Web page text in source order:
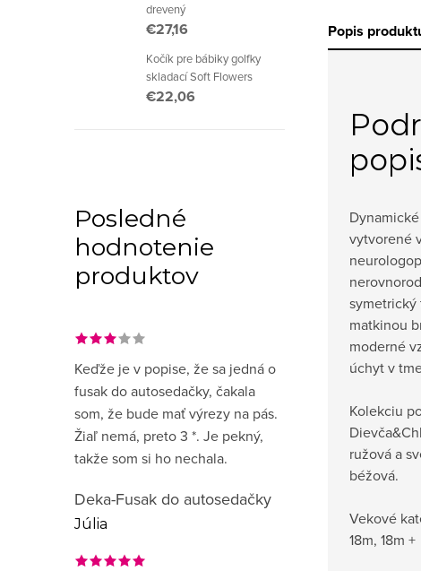
drevený
€27,16
Kočík pre bábiky golfky
skladací Soft Flowers
€22,06
Posledné
hodnotenie
produktov
Keďže je v popise, že sa jedná o
fusak do autosedačky, čakala
som, že bude mať výrezy na pás.
Žiaľ nemá, preto 3 *. Je pekný,
takže som si ho nechala.
Deka-Fusak do autosedačky
Júlia
Popis
vytvorené
symetrický
matkinou
moderné
úchyt v
Kolekciu
ružová a
béžová.
Vekové
18m, 18m +